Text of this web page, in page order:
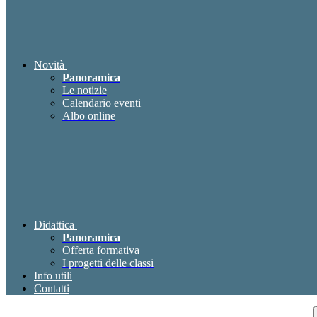
Novità
Panoramica
Le notizie
Calendario eventi
Albo online
Didattica
Panoramica
Offerta formativa
I progetti delle classi
Info utili
Contatti